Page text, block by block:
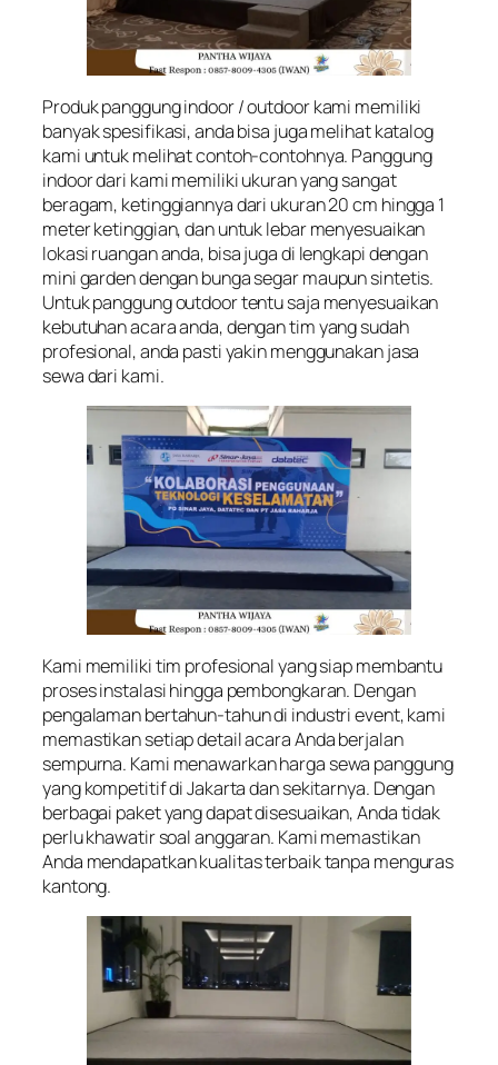
Produk panggung indoor / outdoor kami memiliki
banyak spesifikasi, anda bisa juga melihat katalog
kami untuk melihat contoh-contohnya. Panggung
indoor dari kami memiliki ukuran yang sangat
beragam, ketinggiannya dari ukuran 20 cm hingga 1
meter ketinggian, dan untuk lebar menyesuaikan
lokasi ruangan anda, bisa juga di lengkapi dengan
mini garden dengan bunga segar maupun sintetis.
Untuk panggung outdoor tentu saja menyesuaikan
kebutuhan acara anda, dengan tim yang sudah
profesional, anda pasti yakin menggunakan jasa
sewa dari kami.
Kami memiliki tim profesional yang siap membantu
proses instalasi hingga pembongkaran. Dengan
pengalaman bertahun-tahun di industri event, kami
memastikan setiap detail acara Anda berjalan
sempurna. Kami menawarkan harga sewa panggung
yang kompetitif di Jakarta dan sekitarnya. Dengan
berbagai paket yang dapat disesuaikan, Anda tidak
perlu khawatir soal anggaran. Kami memastikan
Anda mendapatkan kualitas terbaik tanpa menguras
kantong.